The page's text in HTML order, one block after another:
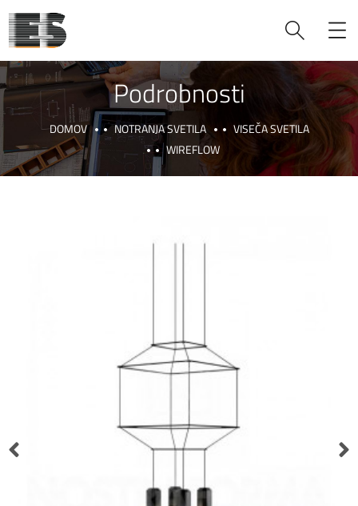
Podrobnosti
DOMOV NOTRANJA SVETILA
VISEČA SVETILA
WIREFLOW